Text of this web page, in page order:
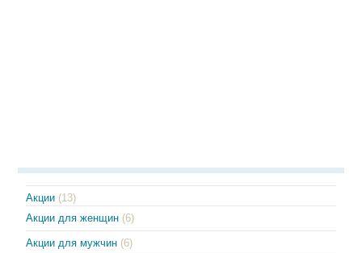
Акции (13)
Акции для женщин (6)
Акции для мужчин (6)